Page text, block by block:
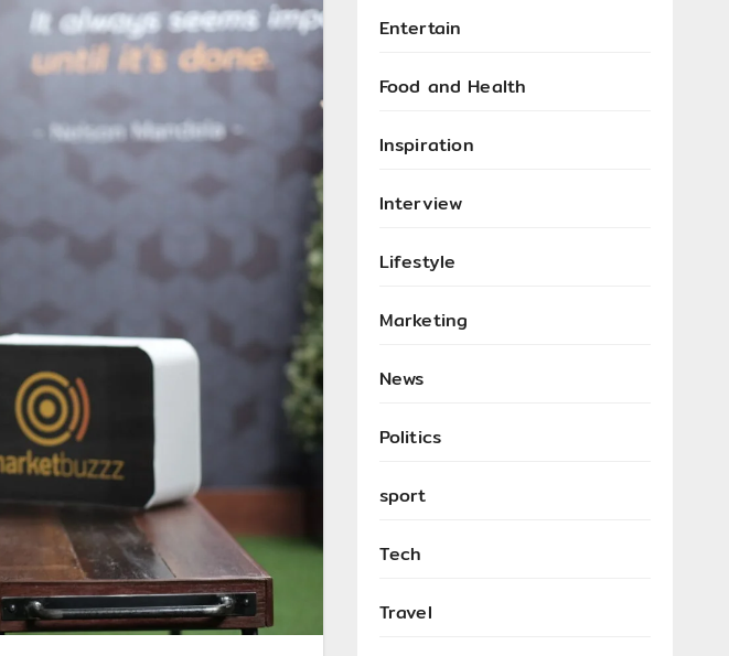
Entertain
Food and Health
Inspiration
Interview
Lifestyle
Marketing
News
Politics
sport
Tech
Travel